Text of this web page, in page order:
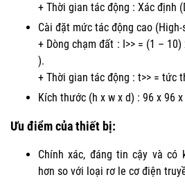
+ Thời gian tác động : Xác định
Cài đặt mức tác động cao (High-
+ Dòng chạm đất : I>> = (1 –
­).
+ Thời gian tác động : t>> = tức
Kích thước (h x w x d) : 96 x 96
Ưu điểm của thiết bị:
Chính xác, đáng tin cậy và có
hơn so với loại rơ le cơ điện